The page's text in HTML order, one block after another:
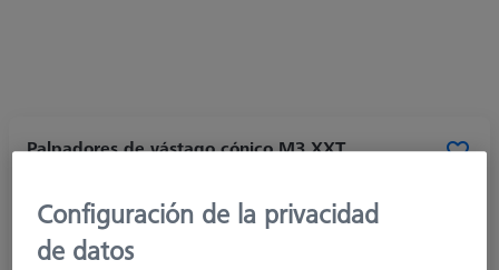
Palpadores de vástago cónico M3 XXT,
Configuración de la privacidad
de datos